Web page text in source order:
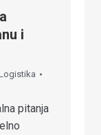
i
pitanja